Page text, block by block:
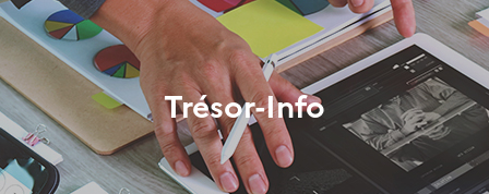
Trésor-Info